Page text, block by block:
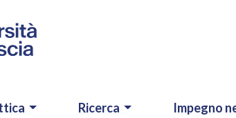
Ricerca Impegno